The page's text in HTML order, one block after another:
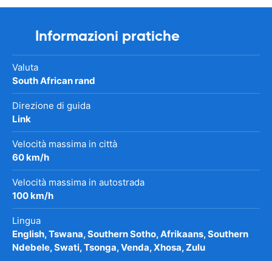
Informazioni pratiche
Valuta
South African rand
Direzione di guida
Link
Velocità massima in città
60 km/h
Velocità massima in autostrada
100 km/h
Lingua
English, Tswana, Southern Sotho, Afrikaans, Southern
Ndebele, Swati, Tsonga, Venda, Xhosa, Zulu